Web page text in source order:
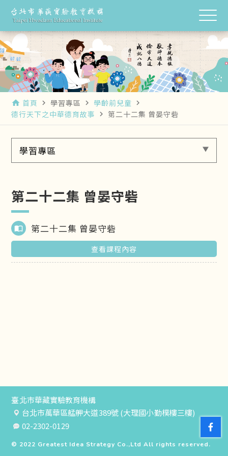
home 首頁 navigate_next 學習專區 navigate_next 學齡前兒童 navigate_next
德行天下之中華德育故事 navigate_next 第二十二集 曾晏守砦
學習專區
第二十二集 曾晏守砦
import_contacts 第二十二集 曾晏守砦
查看課程內容
臺北市華藏實驗教育機構
台北市萬華區艋舺大道389號 (大理國小勤樸樓三樓)
02-2302-0129
© 2022 Greatest Idea Strategy Co.,Ltd All rights reserved.